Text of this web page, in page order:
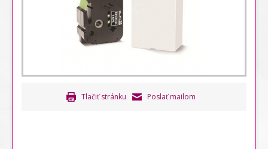
Tlačiť stránku Poslať mailom